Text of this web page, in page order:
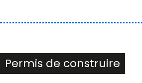
Permis de construire